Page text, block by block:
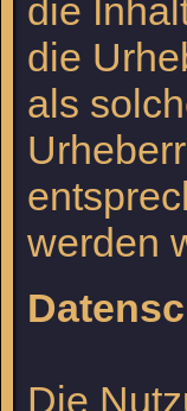
die
die
als
werden
Die